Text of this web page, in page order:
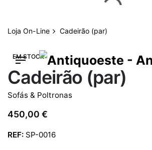
content
Loja On-Line Cadeirão (par)
EM STOCK
Cadeirão (par)
Sofás & Poltronas
450,00 €
REF: SP-0016